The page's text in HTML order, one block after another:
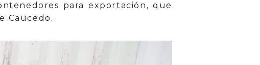
para exportación, que
Caucedo.